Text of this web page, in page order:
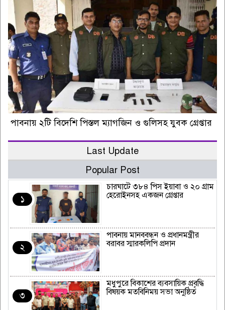
পাবনায় ২টি বিদেশি পিস্তল ম্যাগজিন ও গুলিসহ যুবক গ্রেপ্তার
Last Update
Popular Post
১
চারঘাটে ৩৮৪ পিস ইয়াবা ও ২০ গ্রাম
হেরোইনসহ একজন গ্রেপ্তার
২
পাবনায় মানববন্ধন ও প্রধানমন্ত্রীর
বরাবর স্মারকলিপি প্রদান
৩
মধুপুরে বিকাশের ব্যবসায়িক প্রবৃদ্ধি
বিষয়ক মতবিনিময় সভা অনুষ্ঠিত